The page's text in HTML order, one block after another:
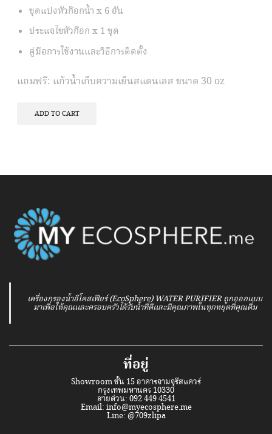
ชุดแปงหัวก๊อกน้ำ x 6 อัน
ประแจไขหัวก๊อก x 1 ชุด
คู่มือการใช้งานและวิธีการติดตั้ง
แถมฟรี: แก้วน้ำเก็บความเย็นสแตนเลส ขนาด 30 oz
ADD TO CART
เครื่องกรองน้ำอีโคสเฟียร์ (EcoSphere) WATER PURIFIER ถูกออกแบบ
มาเพื่อให้คุณและครอบครัวได้รับน้ำที่ดีและมีคุณภาพในทุกหยุดที่คุณดื่ม
ที่อยู่
Showroom ชั้น 15 อาคารจามจุรีสแควร์
กรุงเทพมหานคร 10330
สายด่วน: 092 449 4541
Email: info@myecosphere.me
Line: @709zlipa